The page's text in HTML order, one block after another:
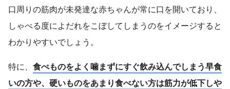
口周りの筋肉が未発達な赤ちゃんが常に口を開いており、
しゃべる度によだれをこぼしてしまうのをイメージすると
わかりやすいでしょう。
特に、 食べものをよく噛まずにすぐ飲み込んでしまう早食
いの方や、硬いものをあまり食べない方は筋力が低下しや